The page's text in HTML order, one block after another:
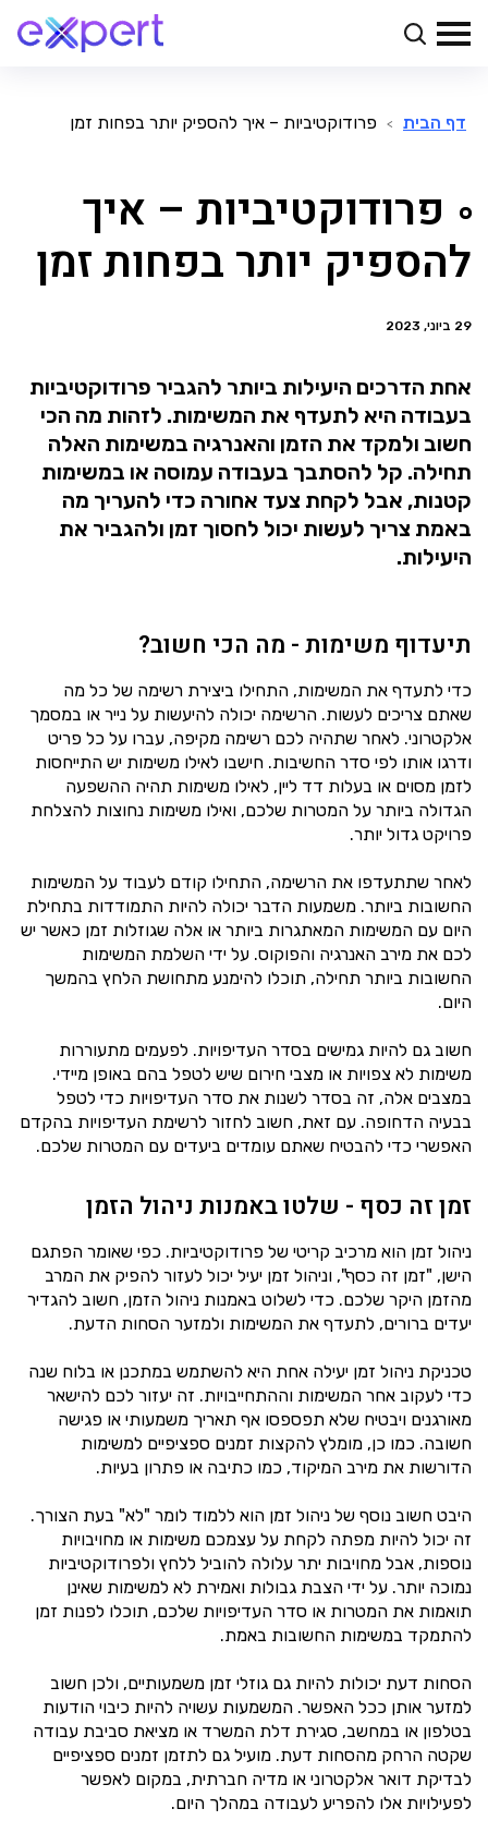
דף הבית > פרודוקטיביות – איך להספיק יותר בפחות זמן
פרודוקטיביות – איך
להספיק יותר בפחות זמן
29 ביוני, 2023
אחת הדרכים היעילות ביותר להגביר פרודוקטיביות
בעבודה היא לתעדף את המשימות. לזהות מה הכי
חשוב ולמקד את הזמן והאנרגיה במשימות האלה
תחילה. קל להסתבך בעבודה עמוסה או במשימות
קטנות, אבל לקחת צעד אחורה כדי להעריך מה
באמת צריך לעשות יכול לחסוך זמן ולהגביר את
היעילות.
תיעדוף משימות - מה הכי חשוב?
כדי לתעדף את המשימות, התחילו ביצירת רשימה של כל מה
שאתם צריכים לעשות. הרשימה יכולה להיעשות על נייר או במסמך
אלקטרוני. לאחר שתהיה לכם רשימה מקיפה, עברו על כל פריט
ודרגו אותו לפי סדר החשיבות. חישבו לאילו משימות יש התייחסות
לזמן מסוים או בעלות דד ליין, לאילו משימות תהיה ההשפעה
הגדולה ביותר על המטרות שלכם, ואילו משימות נחוצות להצלחת
פרויקט גדול יותר.
לאחר שתתעדפו את הרשימה, התחילו קודם לעבוד על המשימות
החשובות ביותר. משמעות הדבר יכולה להיות התמודדות בתחילת
היום עם המשימות המאתגרות ביותר או אלה שגוזלות זמן כאשר יש
לכם את מירב האנרגיה והפוקוס. על ידי השלמת המשימות
החשובות ביותר תחילה, תוכלו להימנע מתחושת הלחץ בהמשך
היום.
חשוב גם להיות גמישים בסדר העדיפויות. לפעמים מתעוררות
משימות לא צפויות או מצבי חירום שיש לטפל בהם באופן מיידי.
במצבים אלה, זה בסדר לשנות את סדר העדיפויות כדי לטפל
בבעיה הדחופה. עם זאת, חשוב לחזור לרשימת העדיפויות בהקדם
האפשרי כדי להבטיח שאתם עומדים ביעדים עם המטרות שלכם.
זמן זה כסף - שלטו באמנות ניהול הזמן
ניהול זמן הוא מרכיב קריטי של פרודוקטיביות. כפי שאומר הפתגם
הישן, "זמן זה כסף", וניהול זמן יעיל יכול לעזור להפיק את המרב
מהזמן היקר שלכם. כדי לשלוט באמנות ניהול הזמן, חשוב להגדיר
יעדים ברורים, לתעדף את המשימות ולמזער הסחות הדעת.
טכניקת ניהול זמן יעילה אחת היא להשתמש במתכנן או בלוח שנה
כדי לעקוב אחר המשימות וההתחייבויות. זה יעזור לכם להישאר
מאורגנים ויבטיח שלא תפספסו אף תאריך משמעותי או פגישה
חשובה. כמו כן, מומלץ להקצות זמנים ספציפיים למשימות
הדורשות את מירב המיקוד, כמו כתיבה או פתרון בעיות.
היבט חשוב נוסף של ניהול זמן הוא ללמוד לומר "לא" בעת הצורך.
זה יכול להיות מפתה לקחת על עצמכם משימות או מחויבויות
נוספות, אבל מחויבות יתר עלולה להוביל ללחץ ולפרודוקטיביות
נמוכה יותר. על ידי הצבת גבולות ואמירת לא למשימות שאינן
תואמות את המטרות או סדר העדיפויות שלכם, תוכלו לפנות זמן
להתמקד במשימות החשובות באמת.
הסחות דעת יכולות להיות גם גוזלי זמן משמעותיים, ולכן חשוב
למזער אותן ככל האפשר. המשמעות עשויה להיות כיבוי הודעות
בטלפון או במחשב, סגירת דלת המשרד או מציאת סביבת עבודה
שקטה הרחק מהסחות דעת. מועיל גם לתזמן זמנים ספציפיים
לבדיקת דואר אלקטרוני או מדיה חברתית, במקום לאפשר
לפעילויות אלו להפריע לעבודה במהלך היום.